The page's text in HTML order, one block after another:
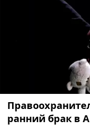
ранний брак в